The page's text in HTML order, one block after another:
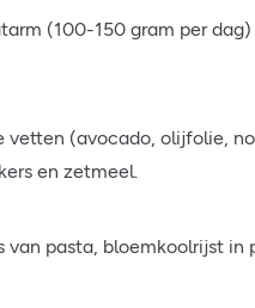
(100-150 gram per
vetten (avocado, olijfolie,
en zetmeel.
pasta, bloemkoolrijst in